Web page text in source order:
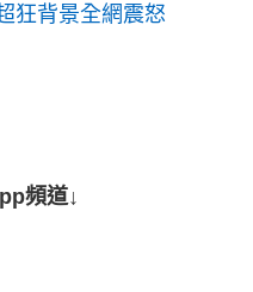
狂背景全網震怒
頻道↓